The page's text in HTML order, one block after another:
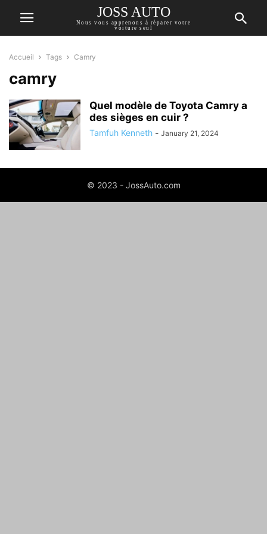
JOSS AUTO
Nous vous apprenons à réparer votre
voiture seul
Accueil Tags Camry
camry
Quel modèle de Toyota Camry a
des sièges en cuir ?
Tamfuh Kenneth - January 21, 2024
© 2023 - JossAuto.com